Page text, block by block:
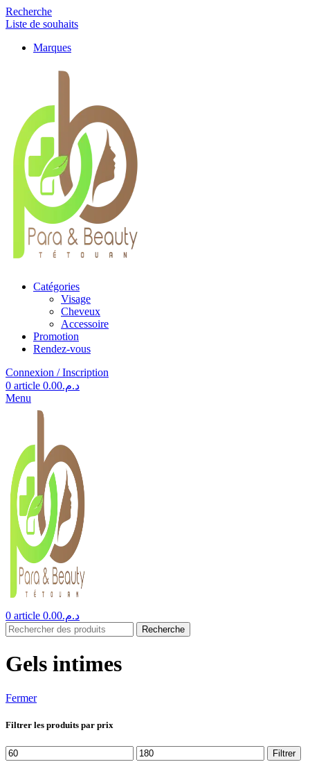
Recherche
Liste de souhaits
Marques
Catégories
Visage
Cheveux
Accessoire
Promotion
Rendez-vous
Connexion / Inscription
0 article د.م.0.00
Menu
0 article د.م.0.00
Recherche
Gels intimes
Fermer
Filtrer les produits par prix
Prix
min
Prix
max
Filtrer